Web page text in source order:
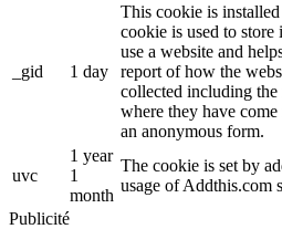
_gid 1 day
This cookie is
cookie is used to
use a website and
report of how the
collected including
where they have
an anonymous form.
uvc
1 year
1
month
The cookie is set by
usage of Addthis.com
Publicité